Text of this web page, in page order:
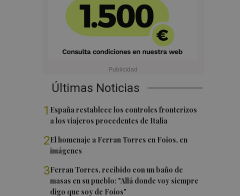
Últimas Noticias
1 España restablece los controles fronterizos
a los viajeros procedentes de Italia
2El homenaje a Ferran Torres en Foios, en
imágenes
3Ferran Torres, recibido con un baño de
masas en su pueblo: "Allá donde voy siempre
digo que soy de Foios"